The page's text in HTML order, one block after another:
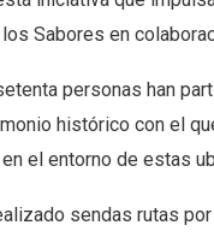
Sabores en
personas han
histórico con el
el entorno de estas
sendas rutas